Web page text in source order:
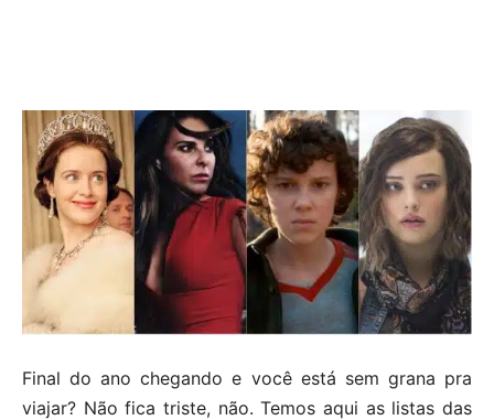
Final do ano chegando e você está sem grana pra
viajar? Não fica triste, não. Temos aqui as listas das